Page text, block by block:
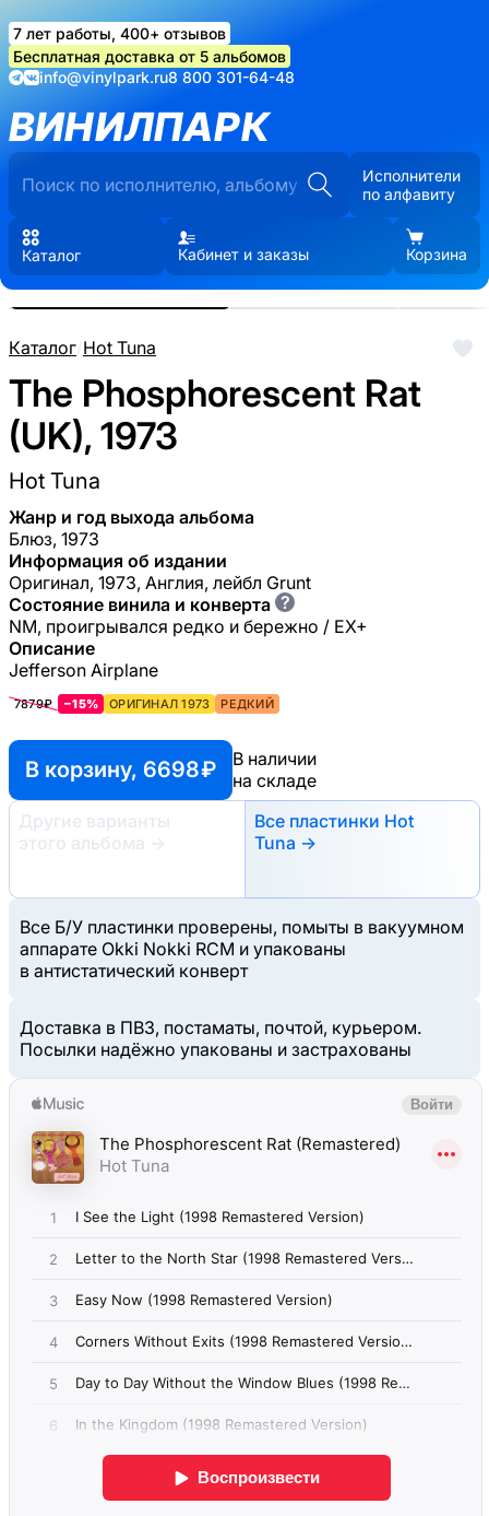
7 лет работы, 400+ отзывов
Бесплатная доставка от 5 альбомов
info@vinylpark.ru8 800 301-64-48
ВИНИЛПАРК
Исполнители
по алфавиту
Каталог Кабинет и заказы Корзина
Каталог/Hot Tuna
The Phosphorescent Rat
(UK), 1973
Hot Tuna
Жанр и год выхода альбома
Блюз, 1973
Информация об издании
Оригинал, 1973, Англия, лейбл Grunt
Состояние винила и конверта ?
NM, проигрывался редко и бережно / EX+
Описание
Jefferson Airplane
7879₽ −15% ОРИГИНАЛ 1973 РЕДКИЙ
В корзину, 6698 ₽
В наличии
на складе
Другие варианты
этого альбома
→
Все пластинки Hot
Tuna →
Все Б/У пластинки проверены, помыты в вакуумном
аппарате Okki Nokki RCM и упакованы
в антистатический конверт
Доставка в ПВЗ, постаматы, почтой, курьером.
Посылки надёжно упакованы и застрахованы
Реальные фото пластинки.
Нажмите, чтобы увеличить